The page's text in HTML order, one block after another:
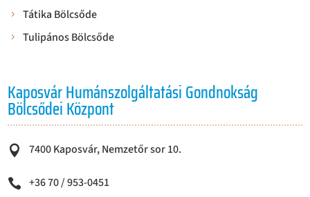
Tátika Bölcsőde
Tulipános Bölcsőde
Kaposvár Humánszolgáltatási Gondnokság
Bölcsődei Központ
 7400 Kaposvár, Nemzetőr sor 10.
 +36 70 / 953-0451